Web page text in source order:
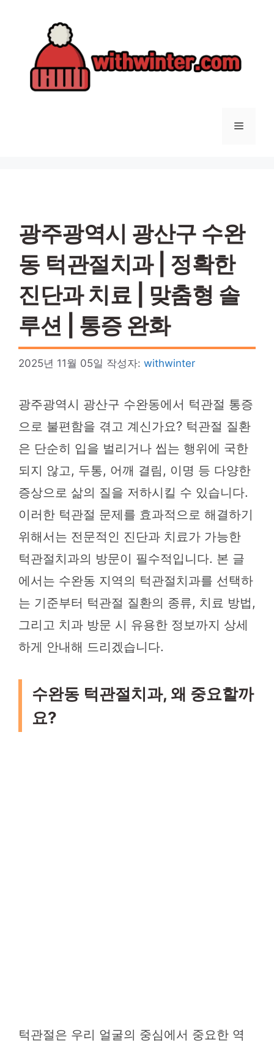
메
광주광역시 광산구 수완
동 턱관절치과 | 정확한
진단과 치료 | 맞춤형 솔
루션 | 통증 완화
2025년 11월 05일 작성자: withwinter
광주광역시 광산구 수완동에서 턱관절 통증
으로 불편함을 겪고 계신가요? 턱관절 질환
은 단순히 입을 벌리거나 씹는 행위에 국한
되지 않고, 두통, 어깨 결림, 이명 등 다양한
증상으로 삶의 질을 저하시킬 수 있습니다.
이러한 턱관절 문제를 효과적으로 해결하기
위해서는 전문적인 진단과 치료가 가능한
턱관절치과의 방문이 필수적입니다. 본 글
에서는 수완동 지역의 턱관절치과를 선택하
는 기준부터 턱관절 질환의 종류, 치료 방법,
그리고 치과 방문 시 유용한 정보까지 상세
하게 안내해 드리겠습니다.
수완동 턱관절치과, 왜 중요할까
요?
턱관절은 우리 얼굴의 중심에서 중요한 역